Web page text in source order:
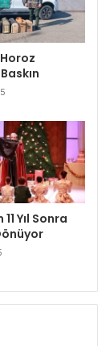
11 Yıl Sonra